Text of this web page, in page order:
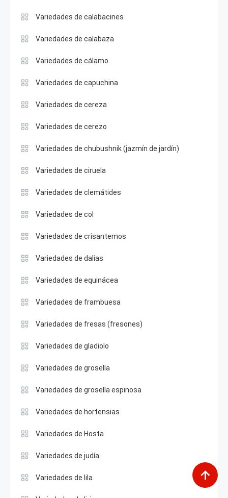
Variedades de calabacines
Variedades de calabaza
Variedades de cálamo
Variedades de capuchina
Variedades de cereza
Variedades de cerezo
Variedades de chubushnik (jazmín de jardín)
Variedades de ciruela
Variedades de clemátides
Variedades de col
Variedades de crisantemos
Variedades de dalias
Variedades de equinácea
Variedades de frambuesa
Variedades de fresas (fresones)
Variedades de gladiolo
Variedades de grosella
Variedades de grosella espinosa
Variedades de hortensias
Variedades de Hosta
Variedades de judía
Variedades de lila